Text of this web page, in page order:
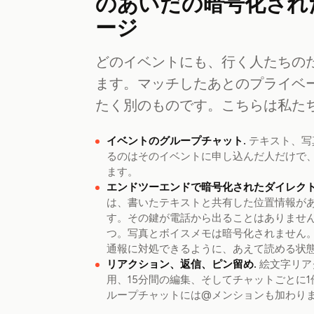
ージ
どのイベントにも、行く人たちの
ます。マッチしたあとのプライベ
たく別のものです。こちらは私た
イベントのグループチャット. テキスト、
るのはそのイベントに申し込んだ人だけで
ます。
エンドツーエンドで暗号化されたダイレク
は、書いたテキストと共有した位置情報が
す。その鍵が電話から出ることはありませ
つ。写真とボイスメモは暗号化されません
通報に対処できるように、あえて読める状
リアクション、返信、ピン留め. 絵文字リ
用、15分間の編集、そしてチャットごとに
ループチャットには@メンションも加わり